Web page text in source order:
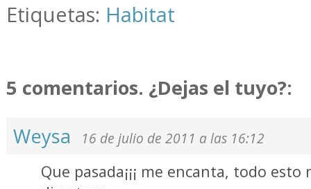
Etiquetas: Habitat
5 comentarios. ¿Dejas el tuyo?:
Weysa
16 de julio de 2011 a las 16:12
Que pasada¡¡¡ me encanta, todo